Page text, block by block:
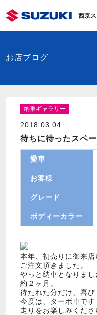
西京
お店ブログ
納車ギャラリー
2018.03.04
待ちに待ったスペ
愛車
お客様
グレード
ボディーカラー
本年、初売りに御来
ご注文頂きました。
やっと納車となりまし
約２ヶ月。
待たれた分だけ、喜び
今度は、ターボ車です
走りをお楽しみくださ